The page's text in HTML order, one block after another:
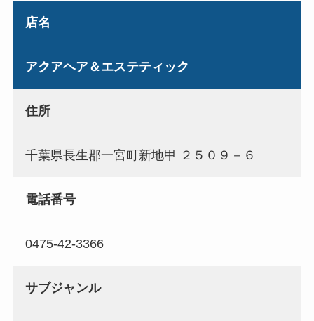
店名
アクアヘア＆エステティック
住所
千葉県長生郡一宮町新地甲 ２５０９－６
電話番号
0475-42-3366
サブジャンル